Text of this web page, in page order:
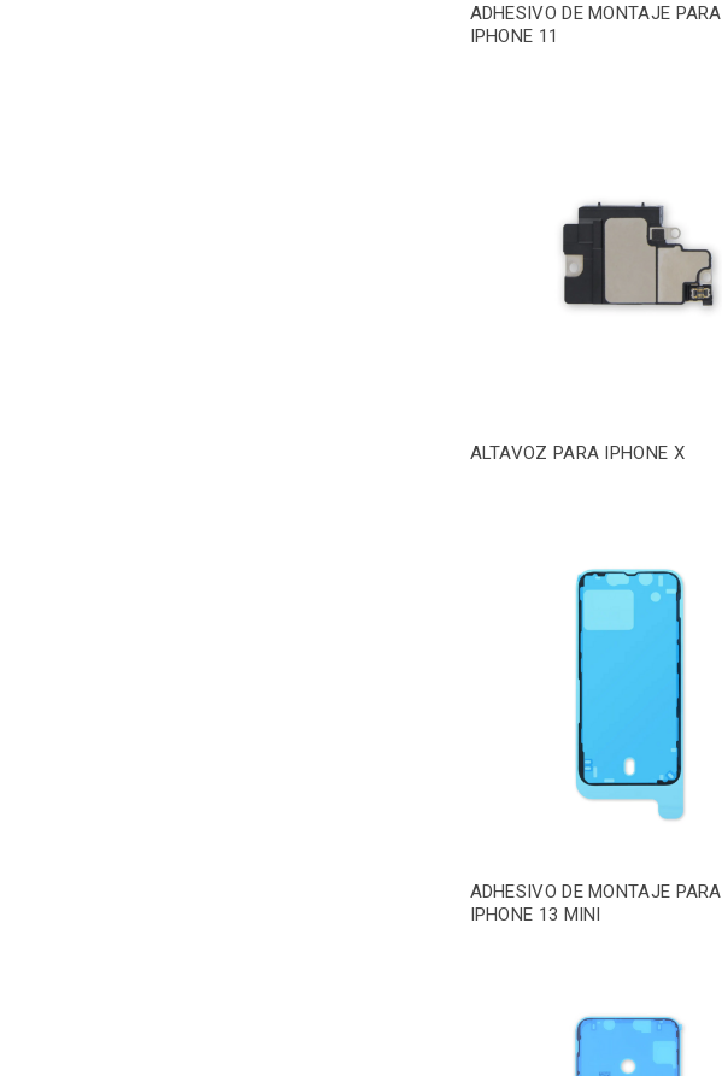
ADHESIVO DE MONTAJE PARA
IPHONE 11
ALTAVOZ PARA IPHONE X
ADHESIVO DE MONTAJE PARA
IPHONE 13 MINI